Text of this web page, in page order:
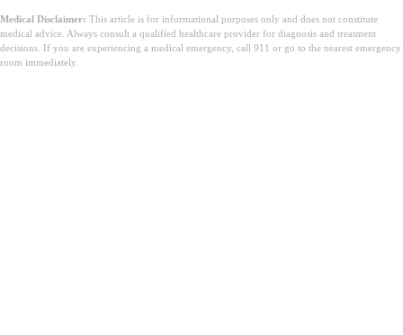
Medical Disclaimer: This article is for informational purposes only and does not constitute
medical advice. Always consult a qualified healthcare provider for diagnosis and treatment
decisions. If you are experiencing a medical emergency, call 911 or go to the nearest emergency
room immediately.